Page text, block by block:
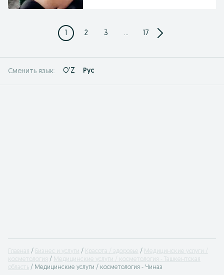
1 2 3 ... 17
Сменить язык: O'Z Рус
Главная Бизнес и услуги Красота / здоровье
Медицинские услуги /
косметология
Медицинские услуги / косметология - Ташкентская
область
Медицинские услуги / косметология - Чиназ